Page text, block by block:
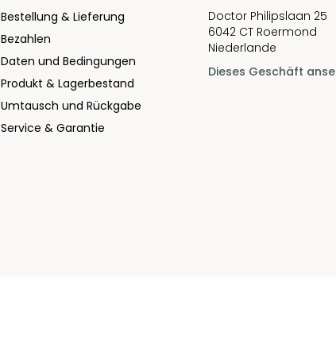
Bestellung & Lieferung
Bezahlen
Daten und Bedingungen
Produkt & Lagerbestand
Umtausch und Rückgabe
Service & Garantie
Doctor Philipslaan 25
6042 CT Roermond
Niederlande
Dieses Geschäft